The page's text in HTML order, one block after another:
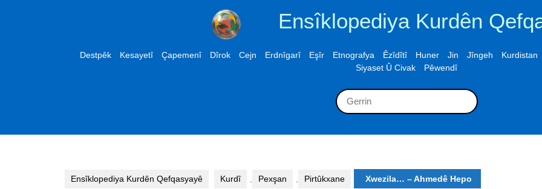
Ensîklopediya Kurdên
Destpêk Kesayetî Çapemenî Dîrok Cejn Erdnîgarî Eşîr Etnografya Êzîdîtî Huner Jin Jîngeh
Kurdistan
Siyaset Û Civak
Pêwendî
Search
for:
Ensîklopediya Kurdên Qefqasyayê Kurdî Pexşan Pirtûkxane Xwezila… – Ahmedê Hepo